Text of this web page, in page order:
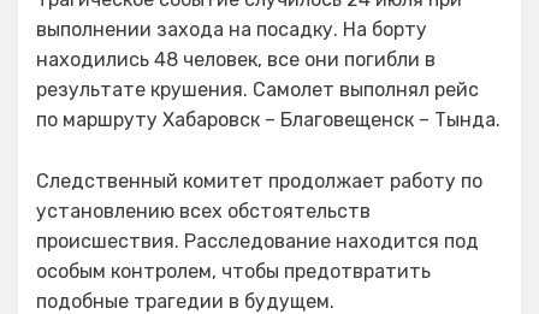
выполнении захода на посадку. На борту
находились 48 человек, все они погибли в
результате крушения. Самолет выполнял рейс
по маршруту Хабаровск – Благовещенск – Тында.
Следственный комитет продолжает работу по
установлению всех обстоятельств
происшествия. Расследование находится под
особым контролем, чтобы предотвратить
подобные трагедии в будущем.